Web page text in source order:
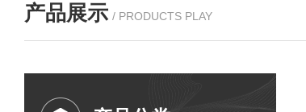
产品展示 / PRODUCTS PLAY